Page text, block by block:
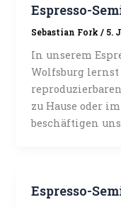
Espresso-
Sebastian Fork/ 5.
In unserem
Wolfsburg
zu Hause oder
beschäftigen
Espresso-